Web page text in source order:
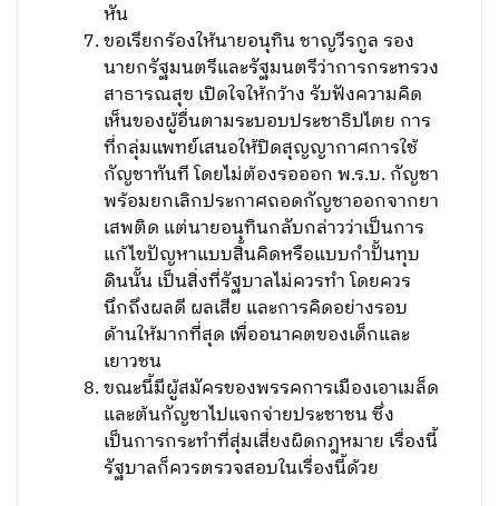
หัน
ขอเรียกร้องให้นายอนุทิน ชาญวีรกูล รอง
นายกรัฐมนตรีและรัฐมนตรีว่าการกระทรวง
สาธารณสุข เปิดใจให้กว้าง รับฟังความคิด
เห็นของผู้อื่นตามระบอบประชาธิปไตย การ
ที่กลุ่มแพทย์เสนอให้ปิดสุญญากาศการใช้
กัญชาทันที โดยไม่ต้องรอออก พ.ร.บ. กัญชา
พร้อมยกเลิกประกาศถอดกัญชาออกจากยา
เสพติด แต่นายอนุทินกลับกล่าวว่าเป็นการ
แก้ไขปัญหาแบบสิ้นคิดหรือแบบกำปั้นทุบ
ดินนั้น เป็นสิ่งที่รัฐบาลไม่ควรทำ โดยควร
นึกถึงผลดี ผลเสีย และการคิดอย่างรอบ
ด้านให้มากที่สุด เพื่ออนาคตของเด็กและ
เยาวชน
ขณะนี้มีผู้สมัครของพรรคการเมืองเอาเมล็ด
และต้นกัญชาไปแจกจ่ายประชาชน ซึ่ง
เป็นการกระทำที่สุ่มเสี่ยงผิดกฎหมาย เรื่องนี้
รัฐบาลก็ควรตรวจสอบในเรื่องนี้ด้วย